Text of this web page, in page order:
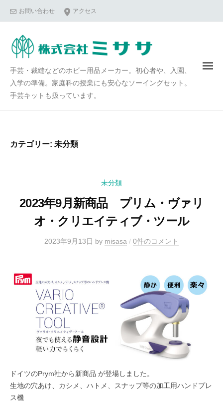
お問い合わせ アクセス
手芸・裁縫などのホビー用品メーカー。初心者や、入園、
入学の準備。家庭科の授業にも安心なソーイングセット。
手芸キットも扱っています。
メ
カテゴリー: 未分類
未分類
2023年9月新商品 プリム・ヴァリ
オ・クリエイティブ・ツール
2023年9月13日 by misasa / 0件のコメント
ドイツのPrym社から新商品 が登場しました。
生地の穴あけ、カシメ、ハトメ、スナップ等の加工用ハンドプレ
ス機